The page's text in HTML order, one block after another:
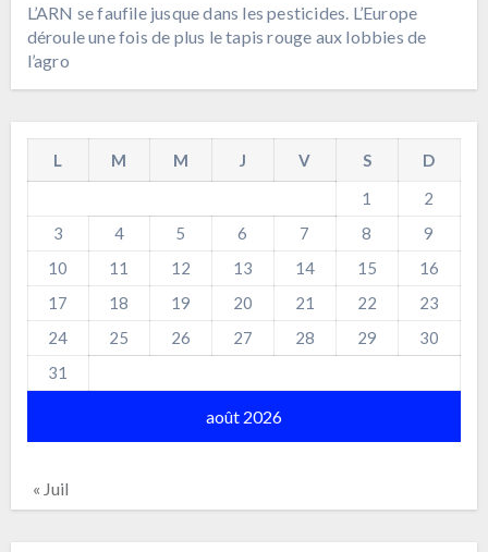
L’ARN se faufile jusque dans les pesticides. L’Europe
déroule une fois de plus le tapis rouge aux lobbies de
l’agro
août 2026
L M M J V S
D
1
2
3
4 5 6 7 8
9
10
11 12 13 14 15
16
17
18 19 20 21 22
23
24
25 26 27 28 29
30
31
« Juil